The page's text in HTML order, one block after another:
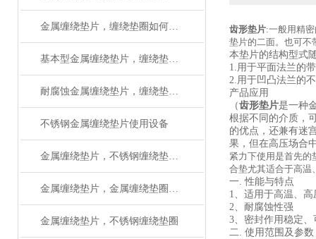
金属缠绕垫片，缠绕垫圈如何使用
基本型金属缠绕垫片，缠绕垫圈生产工艺
耐腐蚀金属缠绕垫片，缠绕垫圈如何使用安装
不锈钢金属缠绕垫片使用设备
金属缠绕垫片，不锈钢缠绕垫片厂家有检验报告
金属缠绕垫片，金属缠绕垫圈执行标准
金属缠绕垫片，不锈钢缠绕垫圈
齿形垫片:一般用精
垫片的二面。也可不
本垫片的结构型式
1.用于平面法兰的
2.用于凹凸法兰的
产品应用
（齿形垫片是一种
根据不同的介质，
的优点，还兼有迷
果，但在高压场合
紧力下使用是首先
合垫尤其适合于高温
一. 性能与特点
1、适用于高温、高
2、耐腐蚀性强
3、密封作用稳定、
二. 使用范围及参数